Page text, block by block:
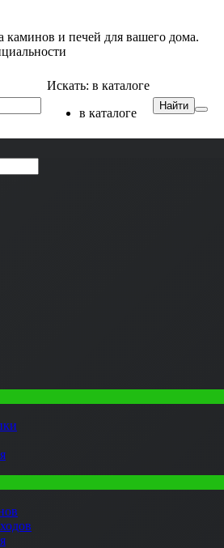
каминов и печей для вашего дома.
Искать: в каталоге
в каталоге
Найти